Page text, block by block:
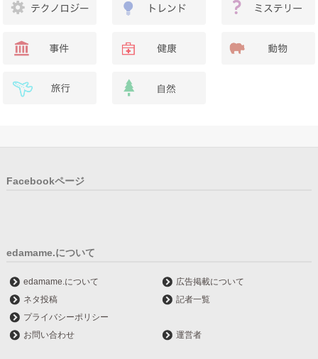
Facebookページ
edamame.について
edamame.について
広告掲載について
ネタ投稿
記者一覧
プライバシーポリシー
お問い合わせ
運営者